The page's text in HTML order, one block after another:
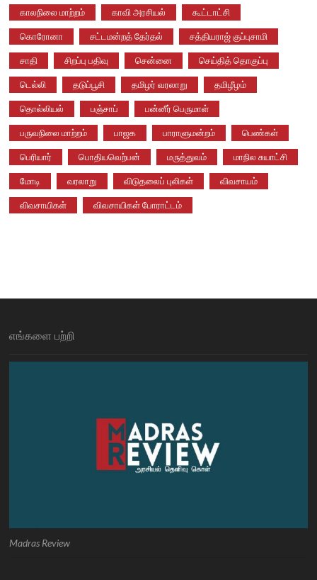
காலநிலை மாற்றம் காவி அரசியல் கூட்டாட்சி
கொரோனா சட்டமன்றத் தேர்தல் சத்தியராஜ் குப்புசாமி
சாதி சிறப்பு பதிவு சென்னை செய்தித் தொகுப்பு
டெல்லி தடுப்பூசி தமிழர் வரலாறு தமிழீழம்
தொல்லியல் பஞ்சாப் பன்னீர் பெருமாள்
பருவநிலை மாற்றம் பாஜக பாராளுமன்றம் பெண்கள்
பெரியார் பொதியவெற்பன் மருத்துவம் மாநில சுயாட்சி
மோடி வரலாறு விடுதலைப் புலிகள் விவசாயம்
விவசாயிகள் விவசாயிகள் போராட்டம்
எங்களை பற்றி
Madras Review